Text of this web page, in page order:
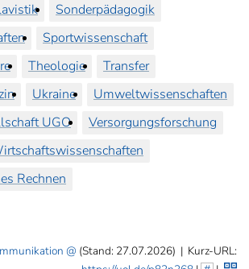
Sonderpädagogik
Sportwissenschaft
Theologie
Transfer
Ukraine
Umweltwissenschaften
UGO
Versorgungsforschung
Rechnen
(Stand: 27.07.2026) | Kurz-URL: